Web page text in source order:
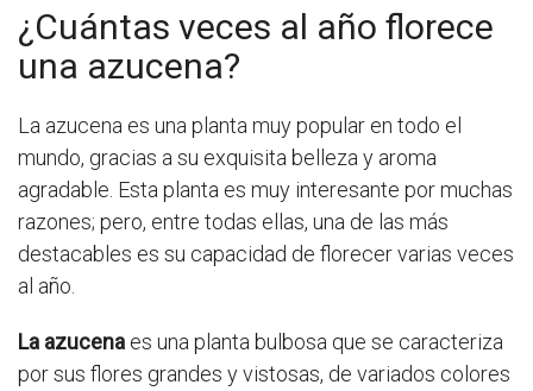
¿Cuántas veces al año florece
una azucena?
La azucena es una planta muy popular en todo el
mundo, gracias a su exquisita belleza y aroma
agradable. Esta planta es muy interesante por muchas
razones; pero, entre todas ellas, una de las más
destacables es su capacidad de florecer varias veces
al año.
La azucena es una planta bulbosa que se caracteriza
por sus flores grandes y vistosas, de variados colores